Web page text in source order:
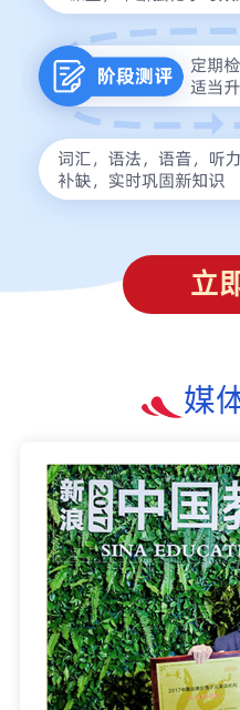
立
媒